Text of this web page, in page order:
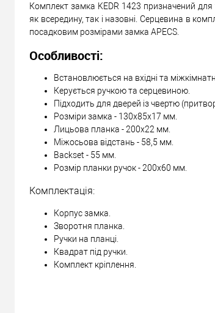
У кошик
Доставка
«Новою Поштою» по Україні
Самовивіз
Мінімальна сума замовлення 400 грн
Доставка накладеним платежем від 400 грн
Відправити посилання другу
Комплект замка KEDR 1423 призначений для
як всередину, так і назовні. Серцевина в
посадковим розмірами замка APECS.
Особливості:
Встановлюється на вхідні та
Керується ручкою та серцевиною.
Підходить для дверей із чвертю
Розміри замка - 130x85x17 мм.
Лицьова планка - 200x22 мм.
Міжосьова відстань - 58,5 мм.
Backset - 55 мм.
Розмір планки ручок - 200х60 мм.
Комплектація:
Корпус замка.
Зворотня планка.
Ручки на планці.
Квадрат під ручки.
Комплект кріплення.